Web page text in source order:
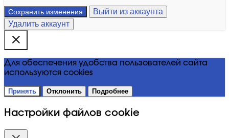
Сохранить изменения
Выйти из аккаунта
Удалить аккаунт
Для обеспечения удобства пользователей сайта
используются cookies
Принять Отклонить Подробнее
Настройки файлов cookie